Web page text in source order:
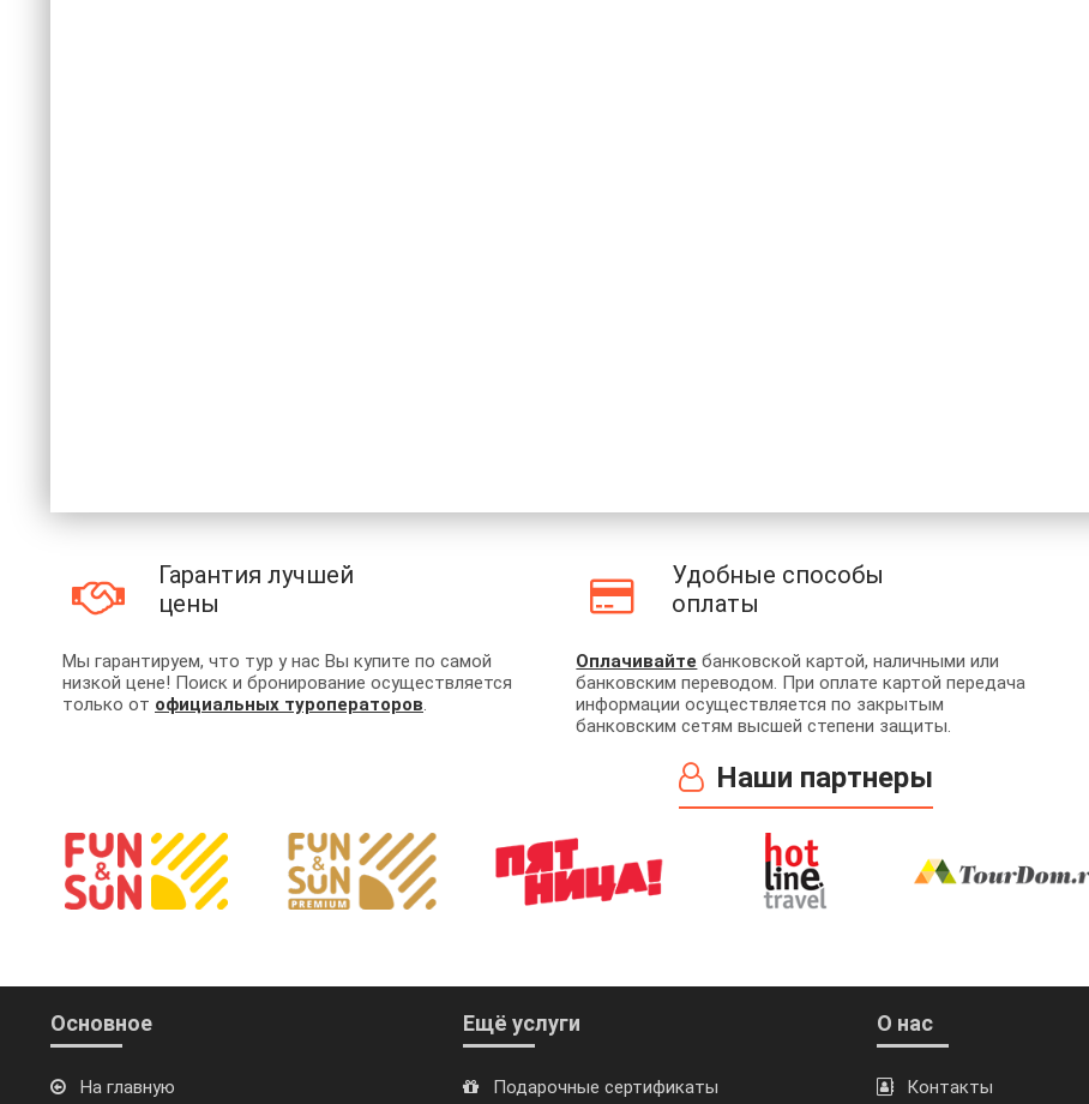
Гарантия лучшей
цены
Мы гарантируем, что тур у нас Вы купите по самой
низкой цене! Поиск и бронирование осуществляется
только от официальных туроператоров.
Удобные способы
оплаты
Оплачивайте банковской картой, наличными или
банковским переводом. При оплате картой передача
информации осуществляется по закрытым
банковским сетям высшей степени защиты.
Наши партнеры
Основное
На главную
Ещё услуги
Подарочные сертификаты
О нас
Контакты